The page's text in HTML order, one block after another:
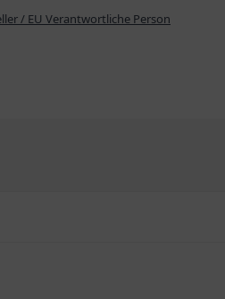
/ EU Verantwortliche Person